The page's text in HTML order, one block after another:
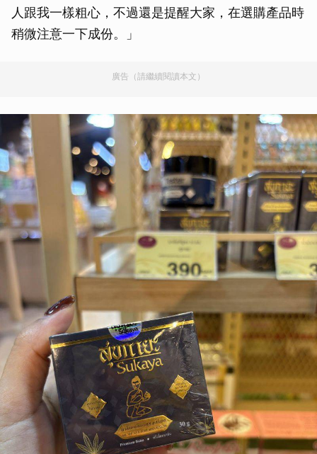
人跟我一樣粗心，不過還是提醒大家，在選購產品時
稍微注意一下成份。」
廣告（請繼續閱讀本文）